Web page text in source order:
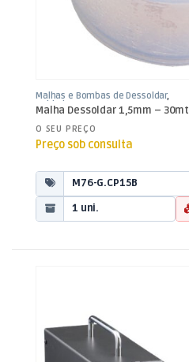
Malhas e Bombas de Dessoldar,
Soldadura
Malha Dessoldar 1,5mm – 30mt
O SEU PREÇO
Preço sob consulta
M76-G.CP15B
1 uni.